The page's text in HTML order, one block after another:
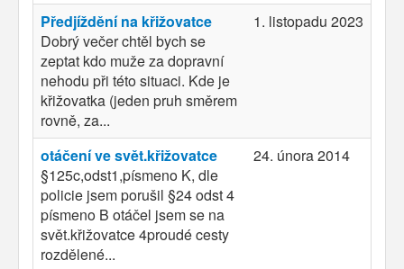
Předjíždění na křižovatce
Dobrý večer chtěl bych se
zeptat kdo muže za dopravní
nehodu při této situaci. Kde je
křižovatka (jeden pruh směrem
rovně, za...
1. listopadu 2023
otáčení ve svět.křižovatce
§125c,odst1,písmeno K, dle
policie jsem porušil §24 odst 4
písmeno B otáčel jsem se na
svět.křižovatce 4proudé cesty
rozdělené...
24. února 2014